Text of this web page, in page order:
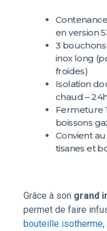
en version
3
inox long
froides)
Isolation
chaud –
Fermeture
boissons
Convient
tisanes et
Grâce à son grand
permet de faire
bouteille isotherme